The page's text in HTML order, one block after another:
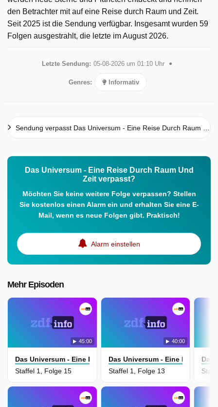
den Betrachter mit auf eine Reise durch Raum und Zeit.
Seit 2025 ist die Sendung verfügbar. Insgesamt wurden 59
Folgen ausgestrahlt, die letzte im August 2026.
Letzte Sendung: 05-08-2026 um 01:10 Uhr
Genres: Informativ
Sendung verpasst Das Universum - Eine Reise Durch Raum Und Zeit
Das Universum - Eine Reise Durch Raum Und
Zeit verpasst?
Möchten Sie keine weitere Folge verpassen? Stellen
Sie kostenlos einen Alarm ein und erhalten Sie eine E-
Mail, wenn es neue Folgen gibt. Praktisch!
Alarm einstellen
Mehr Episoden
45:00
Das Universum - Eine Reise Durch Raum Und Zeit
Staffel 1, Folge 15
40:00
Das Universum - Eine Reise
Staffel 1, Folge 13
Das